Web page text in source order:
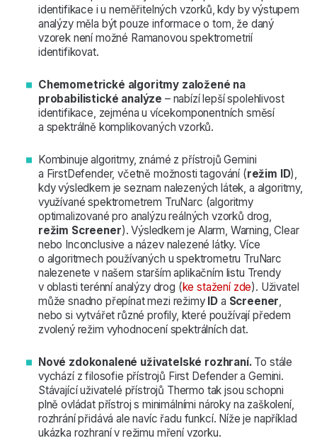
identifikace i u neměřitelných vzorků, kdy by výstupem
analýzy měla být pouze informace o tom, že daný
vzorek není možné Ramanovou spektrometrií
identifikovat.
Chemometrické algoritmy založené na
probabilistické analýze – nabízí lepší spolehlivost
identifikace, zejména u vícekomponentních směsí
a spektrálně komplikovaných vzorků.
Kombinuje algoritmy, známé z přístrojů Gemini
a FirstDefender, včetně možnosti tagování (režim ID),
kdy výsledkem je seznam nalezených látek, a algoritmy,
využívané spektrometrem TruNarc (algoritmy
optimalizované pro analýzu reálných vzorků drog,
režim Screener). Výsledkem je Alarm, Warning, Clear
nebo Inconclusive a název nalezené látky. Více
o algoritmech používaných u spektrometru TruNarc
nalezenete v našem starším aplikačním listu Trendy
v oblasti terénní analýzy drog (ke stažení zde). Uživatel
může snadno přepínat mezi režimy ID a Screener,
nebo si vytvářet různé profily, které používají předem
zvolený režim vyhodnocení spektrálních dat.
Nové zdokonalené uživatelské rozhraní.To stále
vychází z filosofie přístrojů First Defender a Gemini.
Stávající uživatelé přístrojů Thermo tak jsou schopni
plně ovládat přístroj s minimálními nároky na zaškolení,
rozhrání přidává ale navíc řadu funkcí. Níže je například
ukázka rozhraní v režimu mření vzorku.